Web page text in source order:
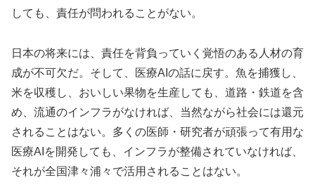
しても、責任が問われることがない。
日本の将来には、責任を背負っていく覚悟のある人材の育
成が不可欠だ。そして、医療AIの話に戻す。魚を捕獲し、
米を収穫し、おいしい果物を生産しても、道路・鉄道を含
め、流通のインフラがなければ、当然ながら社会には還元
されることはない。多くの医師・研究者が頑張って有用な
医療AIを開発しても、インフラが整備されていなければ、
それが全国津々浦々で活用されることはない。